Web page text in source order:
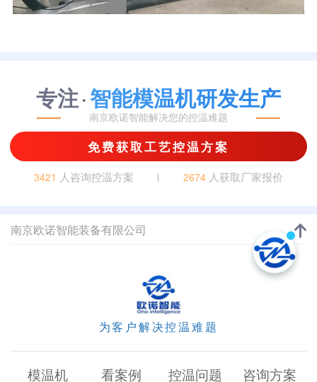
专注·智能模温机研发生产
南京欧诺智能解决您的控温难题
免费获取工艺控温方案
3421 人咨询控温方案 2674人获取厂家报价
南京欧诺智能装备有限公司
为客户解决控温难题
模温机 看案例 控温问题 咨询方案